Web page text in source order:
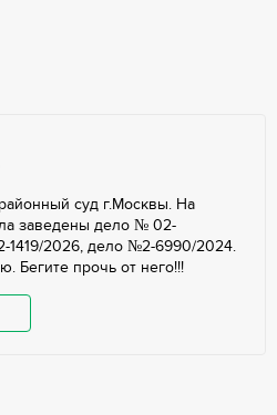
суд г.Москвы. На
заведены дело № 02-
1419/2026, дело №2-6990/2024.
Бегите прочь от него!!!